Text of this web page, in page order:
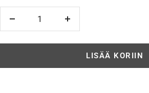
Vähennä
LISÄÄ KORIIN